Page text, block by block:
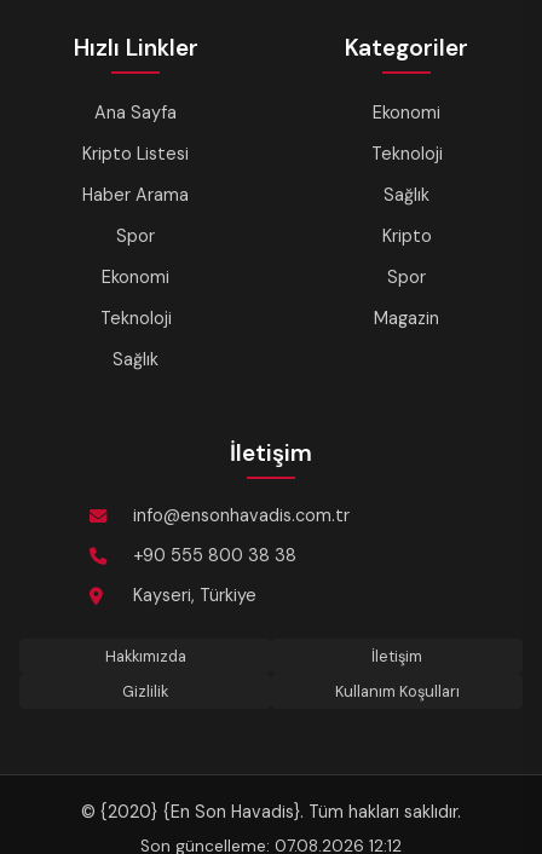
Hızlı Linkler
Ana Sayfa
Kripto Listesi
Haber Arama
Spor
Ekonomi
Teknoloji
Sağlık
Kategoriler
Ekonomi
Teknoloji
Sağlık
Kripto
Spor
Magazin
İletişim
info@ensonhavadis.com.tr
+90 555 800 38 38
Kayseri, Türkiye
Hakkımızda
İletişim
Gizlilik
Kullanım Koşulları
© {2020} {En Son Havadis}. Tüm hakları saklıdır.
Son güncelleme: 07.08.2026 12:12